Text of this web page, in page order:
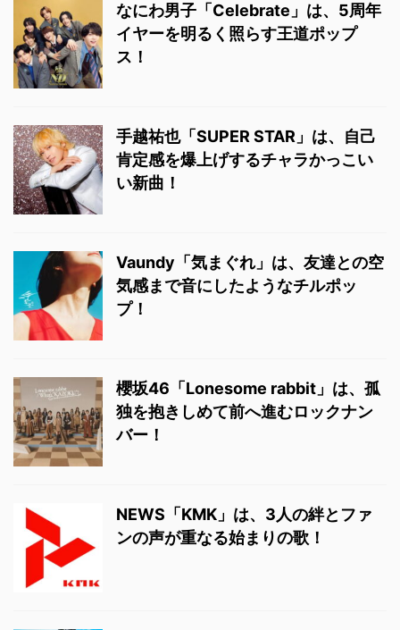
なにわ男子「Celebrate」は、5周年
イヤーを明るく照らす王道ポップ
ス！
手越祐也「SUPER STAR」は、自己
肯定感を爆上げするチャラかっこい
い新曲！
Vaundy「気まぐれ」は、友達との空
気感まで音にしたようなチルポッ
プ！
櫻坂46「Lonesome rabbit」は、孤
独を抱きしめて前へ進むロックナン
バー！
NEWS「KMK」は、3人の絆とファ
ンの声が重なる始まりの歌！